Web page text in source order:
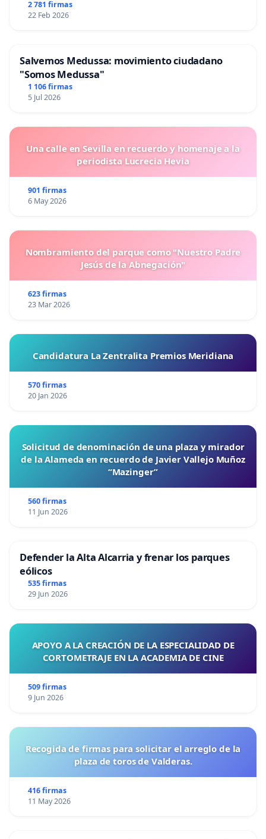
2 781 firmas
22 Feb 2026
Salvemos Medussa: movimiento ciudadano
"Somos Medussa"
1 106 firmas
5 Jul 2026
Una calle en Sevilla en recuerdo y homenaje a la
periodista Lucrecia Hevia
901 firmas
6 May 2026
Nombramiento del parque como "Nuestro Padre
Jesús de la Abnegación"
623 firmas
23 Mar 2026
Candidatura La Zentralita Premios Meridiana
570 firmas
20 Jan 2026
Solicitud de denominación de una plaza y mirador
de la Alameda en recuerdo de Javier Vallejo Muñoz
“Mazinger”
560 firmas
11 Jun 2026
Defender la Alta Alcarria y frenar los parques
eólicos
535 firmas
29 Jun 2026
APOYO A LA CREACIÓN DE LA ESPECIALIDAD DE
CORTOMETRAJE EN LA ACADEMIA DE CINE
509 firmas
9 Jun 2026
Recogida de firmas para solicitar el arreglo de la
plaza de toros de Valderas.
416 firmas
11 May 2026